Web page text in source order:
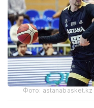
Фото: astanabasket.kz